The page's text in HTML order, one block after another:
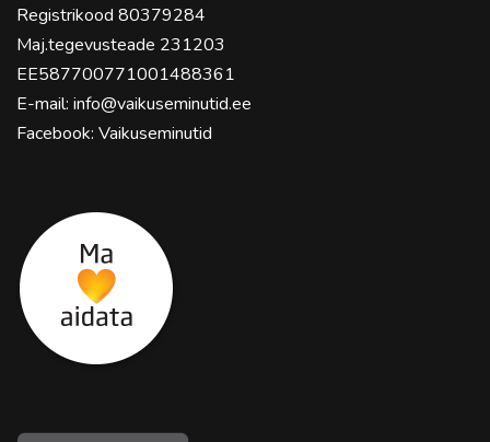
Registrikood 80379284
Maj.tegevusteade 231203
EE587700771001488361
E-mail: info@vaikuseminutid.ee
Facebook: Vaikuseminutid